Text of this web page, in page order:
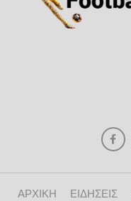
ΑΡΧΙΚΗ ΕΙΔΗΣΕΙΣ